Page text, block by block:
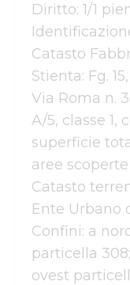
Diritto: 1/1
Catasto
Stienta: Fg.
Via Roma n.
A/5, classe 1,
superficie
aree
Catasto
Ente Urbano
Confini: a
particella
ovest